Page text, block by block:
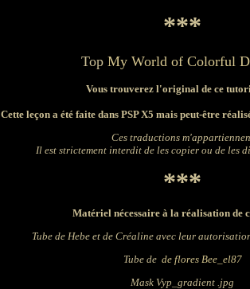
***
Top My World of Colorful
Vous trouverez l'original de ce
Cette leçon a été faite dans PSP X5 mais peut-être
Ces traductions
Il est strictement interdit de les copier ou de les
***
Matériel nécessaire à la réalisation de
Tube de Hebe et de Créaline avec leur
Tube de de flores Bee_el87
Mask Vyp_gradient .jpg